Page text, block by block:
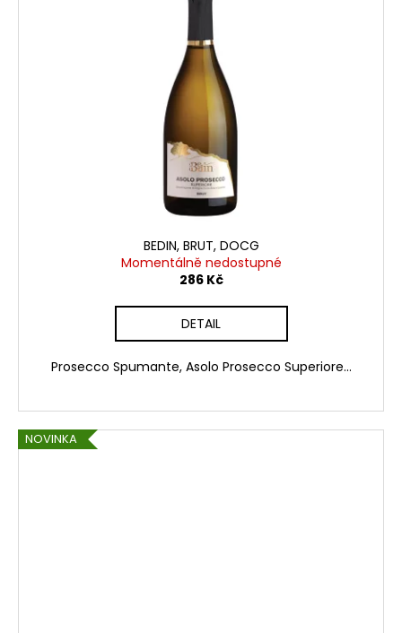
BEDIN, BRUT, DOCG
Momentálně nedostupné
286 Kč
DETAIL
Prosecco Spumante, Asolo Prosecco Superiore...
NOVINKA